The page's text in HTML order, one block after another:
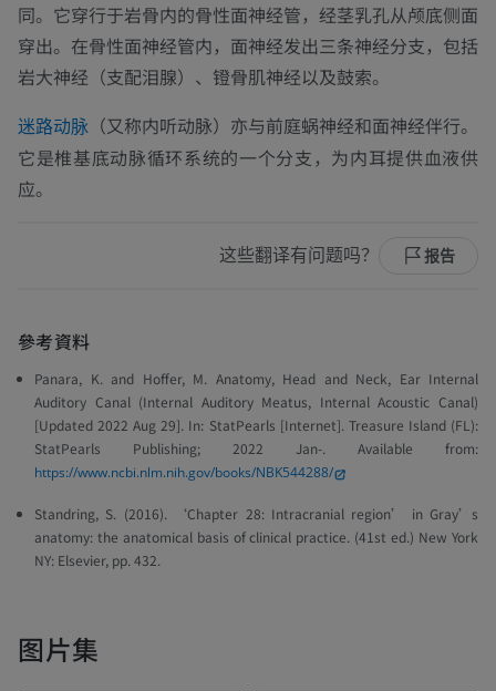
同。它穿行于岩骨内的骨性面神经管，经茎乳孔从颅底侧面
穿出。在骨性面神经管内，面神经发出三条神经分支，包括
岩大神经（支配泪腺）、镫骨肌神经以及鼓索。
迷路动脉 （又称内听动脉）亦与前庭蜗神经和面神经伴行。
它是椎基底动脉循环系统的一个分支，为内耳提供血液供
应。
这些翻译有问题吗？ 报告
參考資料
Panara, K. and Hoffer, M. Anatomy, Head and Neck, Ear Internal
Auditory Canal (Internal Auditory Meatus, Internal Acoustic Canal)
[Updated 2022 Aug 29]. In: StatPearls [Internet]. Treasure Island (FL):
StatPearls Publishing; 2022 Jan-. Available from:
https://www.ncbi.nlm.nih.gov/books/NBK544288/
Standring, S. (2016). ‘Chapter 28: Intracranial region’ in Gray’s
anatomy: the anatomical basis of clinical practice. (41st ed.) New York
NY: Elsevier, pp. 432.
图片集